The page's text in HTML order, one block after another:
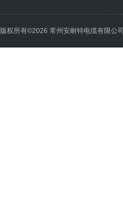
版权所有©2026 常州安耐特电缆有限